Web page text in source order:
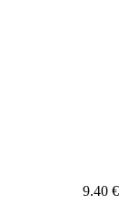
9.40 €